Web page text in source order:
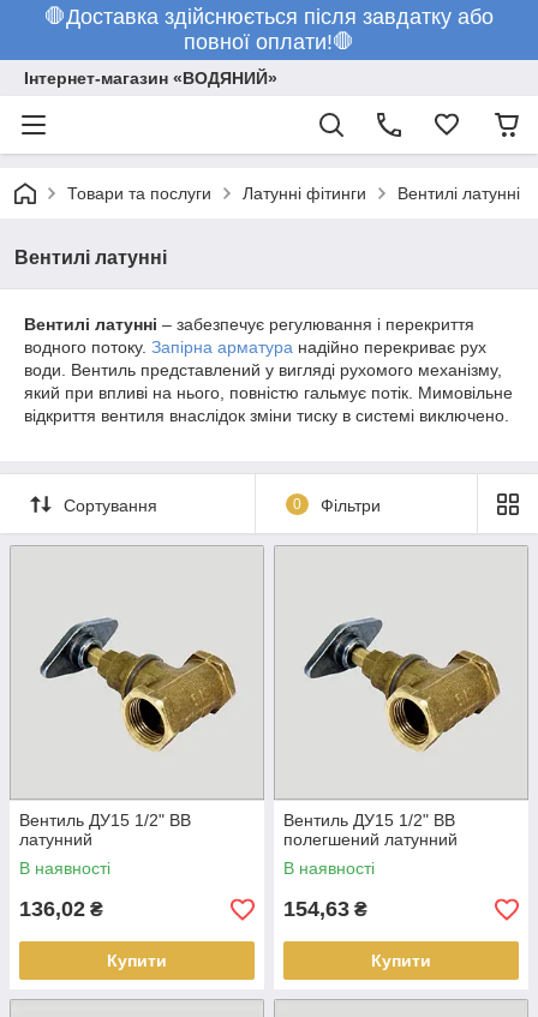
🛑Доставка здійснюється після завдатку або
повної оплати!🛑
Інтернет-магазин «ВОДЯНИЙ»
Товари та послуги Латунні фітинги Вентилі латунні
Вентилі латунні
Вентилі латунні – забезпечує регулювання і перекриття
водного потоку. Запірна арматура надійно перекриває рух
води. Вентиль представлений у вигляді рухомого механізму,
який при впливі на нього, повністю гальмує потік. Мимовільне
відкриття вентиля внаслідок зміни тиску в системі виключено.
Сортування 0 Фільтри
Вентиль ДУ15 1/2" ВВ
латунний
В наявності
136,02 ₴
Купити
Вентиль ДУ15 1/2" ВВ
полегшений латунний
В наявності
154,63 ₴
Купити